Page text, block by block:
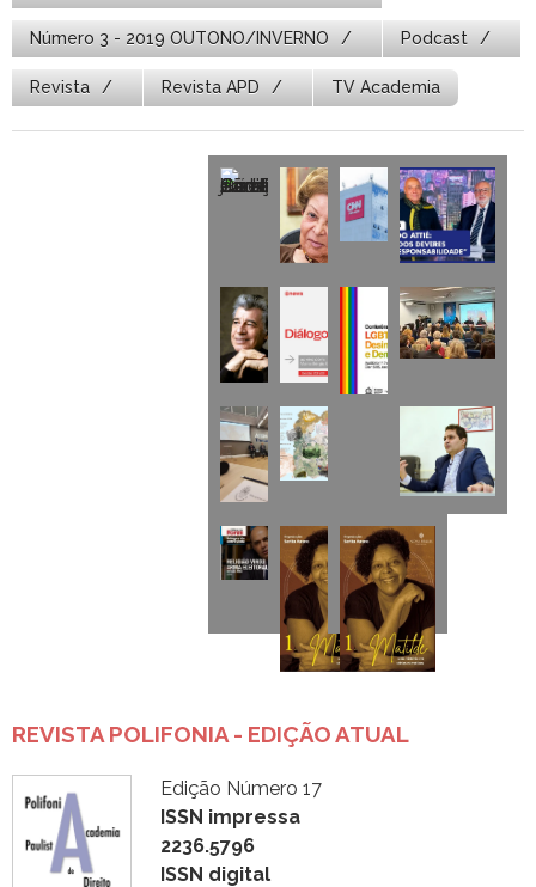
Número 3 - 2019 OUTONO/INVERNO Podcast
Revista Revista APD TV Academia
REVISTA POLIFONIA - EDIÇÃO ATUAL
Edição Número 17
ISSN impressa
2236.5796
ISSN digital